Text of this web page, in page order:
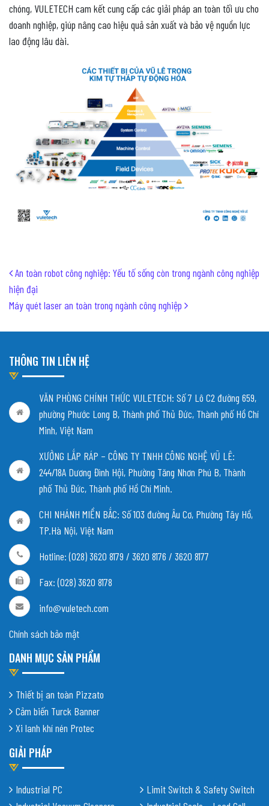
chóng, VULETECH cam kết cung cấp các giải pháp an toàn tối ưu cho
doanh nghiệp, giúp nâng cao hiệu quả sản xuất và bảo vệ nguồn lực
lao động lâu dài.
Post navigation
An toàn robot công nghiệp: Yếu tố sống còn trong ngành công nghiệp
hiện đại
Máy quét laser an toàn trong ngành công nghiệp
THÔNG TIN LIÊN HỆ
VĂN PHÒNG CHÍNH THỨC VULETECH: Số 7 Lô C2 đường 659,
phường Phước Long B, Thành phố Thủ Đức, Thành phố Hồ Chí
Minh, Việt Nam
XƯỞNG LẮP RÁP – CÔNG TY TNHH CÔNG NGHỆ VŨ LÊ:
244/18A Dương Đình Hội, Phường Tăng Nhơn Phú B, Thành
phố Thủ Đức, Thành phố Hồ Chí Minh.
CHI NHÁNH MIỀN BẮC: Số 103 đường Âu Cơ, Phường Tây Hồ,
TP.Hà Nội, Việt Nam
Hotline: (028) 3620 8179 / 3620 8176 / 3620 8177
Fax: (028) 3620 8178
info@vuletech.com
Chính sách bảo mật
DANH MỤC SẢN PHẨM
Thiết bị an toàn Pizzato
Cảm biến Turck Banner
Xi lanh khí nén Protec
GIẢI PHÁP
Industrial PC
Limit Switch & Safety Switch